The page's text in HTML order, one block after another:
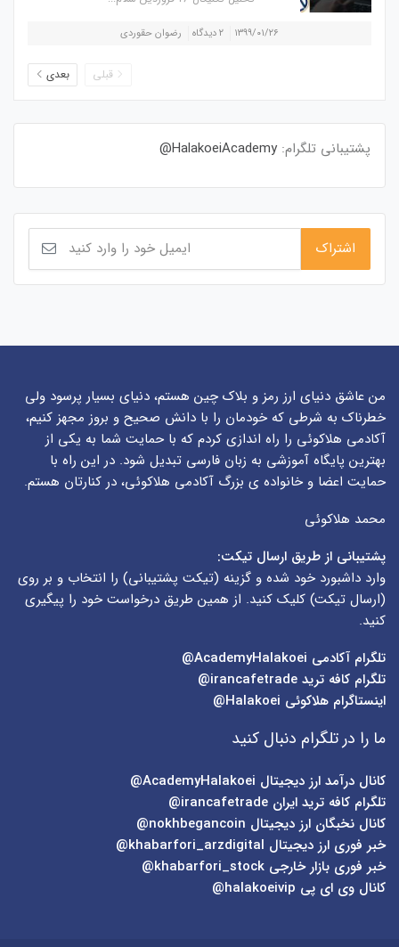
۱۳۹۹/۰۱/۲۶ ۲ دیدگاه رضوان حقوردی
قبلی بعدی
پشتیبانی تلگرام: HalakoeiAcademy@
من عاشق دنیای ارز رمز و بلاک چین هستم، دنیای بسیار پرسود ولی
خطرناک به شرطی که خودمان را با دانش صحیح و بروز مجهز کنیم،
آکادمی هلاکوئی را راه اندازی کردم که با حمایت شما به یکی از
بهترین پایگاه آموزشی به زبان فارسی تبدیل شود. در این راه با
حمایت اعضا و خانواده ی بزرگ آکادمی هلاکوئی، در کنارتان هستم.
محمد هلاکوئی
پشتیبانی از طریق ارسال تیکت:
وارد داشبورد خود شده و گزینه (تیکت پشتیبانی) را انتخاب و بر روی
(ارسال تیکت) کلیک کنید. از همین طریق درخواست خود را پیگیری
کنید.
تلگرام آکادمی
تلگرام کافه ترید irancafetrade@
اینستاگرام هلاکوئی Halakoei@
ما را در تلگرام دنبال کنید
کانال درآمد ارز دیجیتال AcademyHalakoei@
تلگرام کافه ترید ایران irancafetrade@
کانال نخبگان ارز دیجیتال nokhbegancoin@
خبر فوری ارز دیجیتال khabarfori_arzdigital@
خبر فوری بازار خارجی khabarfori_stock@
کانال وی ای پی halakoeivip@